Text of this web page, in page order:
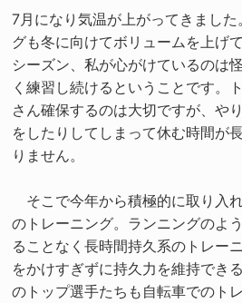
7月になり気温が上がってきまし
グも冬に向けてボリュームを上げ
シーズン、私が心がけているのは
く練習し続けるということです。
さん確保するのは大切ですが、や
をしたりしてしまって休む時間が
りません。
そこで今年から積極的に取り入
のトレーニング。ランニングのよ
ることなく長時間持久系のトレー
をかけすぎずに持久力を維持でき
のトップ選手たちも自転車でのト